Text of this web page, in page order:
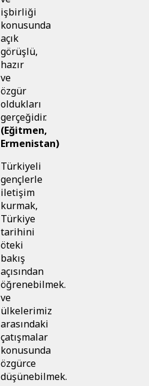
işbirliği
konusunda
açık
görüşlü,
hazır
ve
özgür
oldukları
gerçeğidir.
(Eğitmen,
Ermenistan)
Türkiyeli
gençlerle
iletişim
kurmak,
Türkiye
tarihini
öteki
bakış
açısından
öğrenebilmek.
ve
ülkelerimiz
arasındaki
çatışmalar
konusunda
özgürce
düşünebilmek.